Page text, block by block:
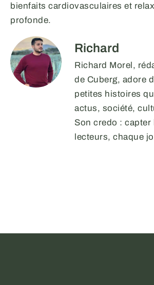
bienfaits cardiovasculaires et
profonde.
Richard
Richard Morel,
de Cuberg, adore
petites histoires
actus, société,
Son credo :
lecteurs, chaque